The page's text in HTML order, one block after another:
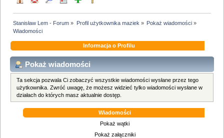
Stanisław Lem - Forum » Profil użytkownika maziek » Pokaż wiadomości»
Wiadomości
Informacja o Profilu
Pokaż wiadomości
Ta sekcja pozwala Ci zobaczyć wszystkie wiadomości wysłane przez tego
użytkownika. Zwróć uwagę, że możesz widzieć tylko wiadomości wysłane w
działach do których masz aktualnie dostęp.
Wiadomości
Pokaż wątki
Pokaż załączniki